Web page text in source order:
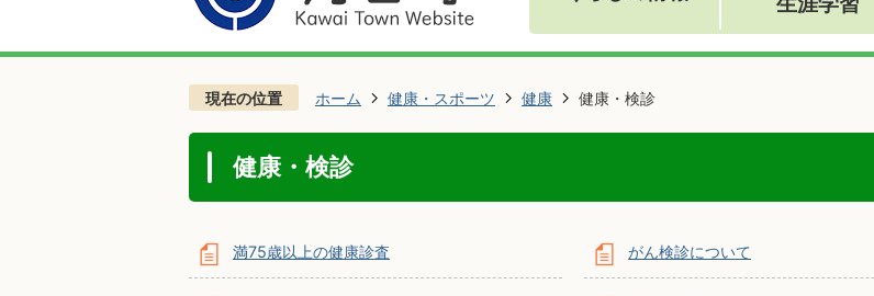
現在の位置 ホーム 健康・スポーツ 健康 健康・検診
健康・検診
満75歳以上の健康診査 がん検診について